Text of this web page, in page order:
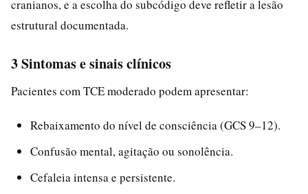
cranianos, e a escolha do subcódigo deve refletir a lesão
estrutural documentada.
3 Sintomas e sinais clínicos
Pacientes com TCE moderado podem apresentar:
Rebaixamento do nível de consciência (GCS 9–12).
Confusão mental, agitação ou sonolência.
Cefaleia intensa e persistente.